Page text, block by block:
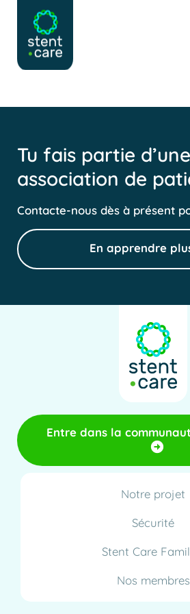
Skip to main content
Tu fais partie d’une
association de
Contacte-nous dès à présent
En apprendre
Entre dans la
Notre projet
Sécurité
Stent Care
Nos membres